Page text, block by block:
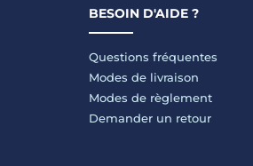
BESOIN D'AIDE ?
Questions fréquentes
Modes de livraison
Modes de règlement
Demander un retour